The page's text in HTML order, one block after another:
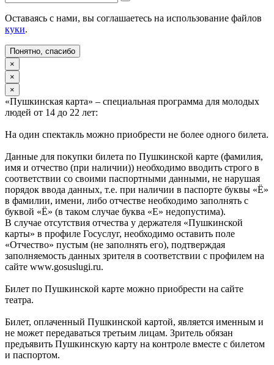
Оставаясь с нами, вы соглашаетесь на использование файлов
куки.
Понятно, спасибо
×
×
×
«Пушкинская карта» – специальная программа для молодых
людей от 14 до 22 лет:
На один спектакль можно приобрести не более одного билета.
Данные для покупки билета по Пушкинской карте (фамилия,
имя и отчество (при наличии)) необходимо вводить строго в
соответствии со своими паспортными данными, не нарушая
порядок ввода данных, т.е. при наличии в паспорте буквы «Ё»
в фамилии, имени, либо отчестве необходимо заполнять с
буквой «Ё» (в таком случае буква «Е» недопустима).
В случае отсутствия отчества у держателя «Пушкинской
карты» в профиле Госуслуг, необходимо оставить поле
«Отчество» пустым (не заполнять его), подтверждая
заполняемость данных зрителя в соответствии с профилем на
сайте www.gosuslugi.ru.
Билет по Пушкинской карте можно приобрести на сайте
театра.
Билет, оплаченный Пушкинской картой, является именным и
не может передаваться третьим лицам. Зритель обязан
предъявить Пушкинскую карту на контроле вместе с билетом
и паспортом.